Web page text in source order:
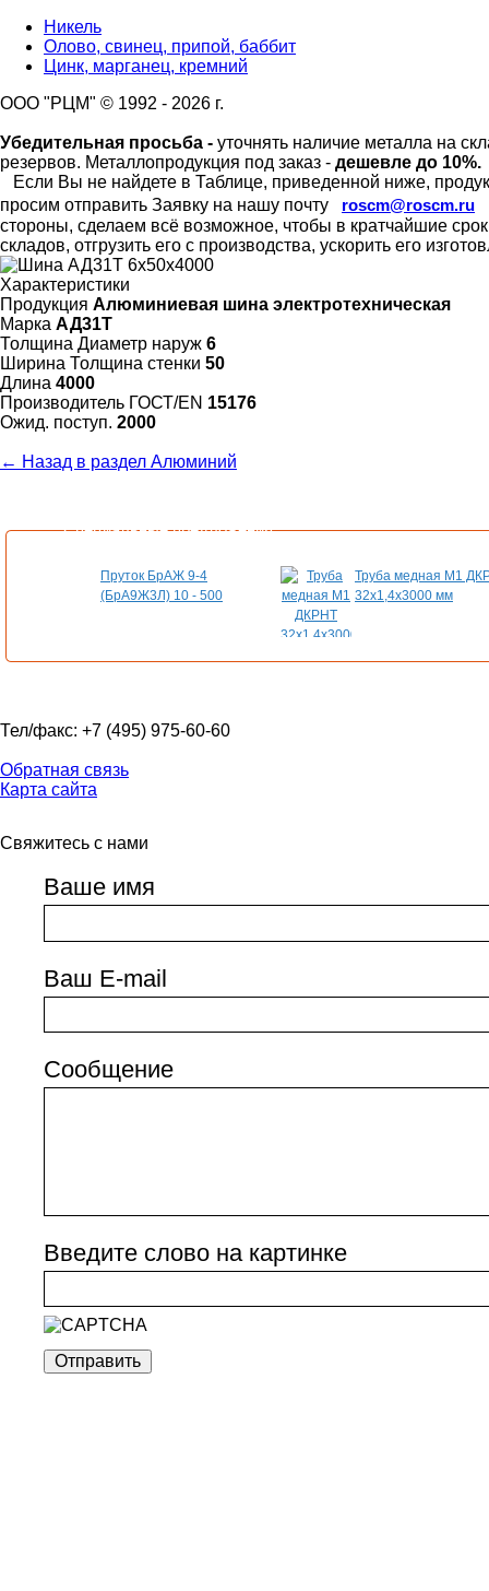
Никель
Олово, свинец, припой, баббит
Цинк, марганец, кремний
ООО "РЦМ" © 1992 - 2026 г.
Убедительная просьба - уточнять наличие металла на
резервов. Металлопродукция под заказ - дешевле до 10%.
Если Вы не найдете в Таблице, приведенной ниже,
просим отправить Заявку на нашу почту
roscm@roscm.ru
стороны, сделаем всё возможное, чтобы в кратчайшие
складов, отгрузить его с производства, ускорить его
Характеристики
Продукция Алюминиевая шина электротехническая
Марка АД31Т
Толщина Диаметр наруж 6
Ширина Толщина стенки 50
Длина 4000
Произво­дитель ГОСТ/EN 15176
Ожид. поступ. 2000
← Назад в раздел Алюминий
Специальные предложения
Пруток БрАЖ 9-4
(БрА9Ж3Л) 10 - 500
Труба медная М1
32х1,4х3000 мм
Тел/факс: +7 (495) 975-60-60
Обратная связь
Карта сайта
Свяжитесь с нами
Ваше имя
Ваш E-mail
Сообщение
Введите слово на картинке